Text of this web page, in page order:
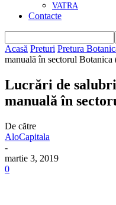
VATRA
Contacte
Acasă Preturi Pretura
manuală în sectorul Botanica
Lucrări de
manuală în
De către
AloCapitala
-
martie 3, 2019
0